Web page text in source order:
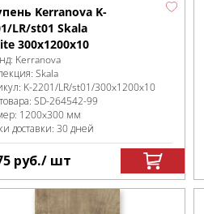
Kerranova K-
LR/st01 Skala
300x1200x10
Kerranova
Skala
K-2201/LR/st01/300x1200x10
SD-264542-99
1200x300 мм
доставки: 30 дней
руб./ шт